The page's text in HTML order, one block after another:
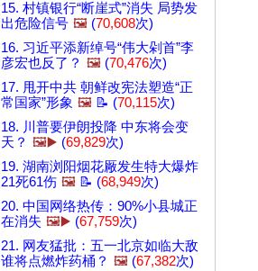
15. 村镇银行“断崖式”消失 局势发
出危险信号 🖼️ (70,608次)
16. 习近平添新绰号“伟大剁首”李
彦宏也反了？ 🖼️ (70,476次)
17. 甩开中共 朝鲜改宪法塑造“正
常国家”形象 🖼️ 📝 (70,115次)
18. 川普要伊朗投降 中东将会变
天？ 🖼️▶️ (69,829次)
19. 湖南浏阳烟花厰发生特大爆炸
21死61伤 🖼️ 📝 (68,949次)
20. 中国网络热传：90%小县城正
在消失 🖼️▶️ (67,759次)
21. 网友猛批：五一北京如临大敌
谁将点燃炸药桶？ 🖼️ (67,382次)